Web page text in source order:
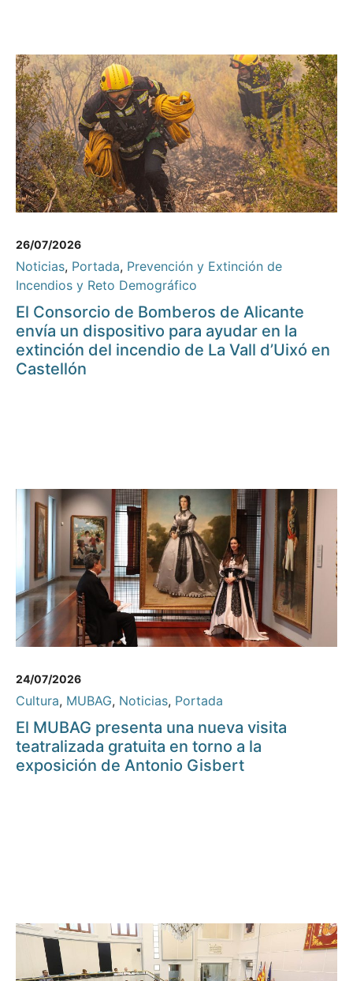
26/07/2026
Noticias, Portada, Prevención y Extinción de
Incendios y Reto Demográfico
El Consorcio de Bomberos de Alicante
envía un dispositivo para ayudar en la
extinción del incendio de La Vall d’Uixó en
Castellón
24/07/2026
Cultura, MUBAG, Noticias, Portada
El MUBAG presenta una nueva visita
teatralizada gratuita en torno a la
exposición de Antonio Gisbert